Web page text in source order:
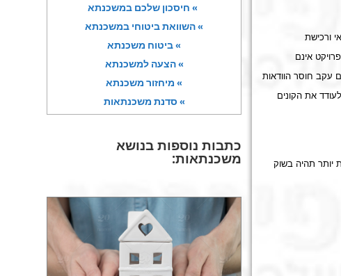
» חיסכון שלכם במשכנתא
» השוואת ביטוחי במשכנתא
» ביטוח משכנתא
» הצעה למשכנתא
» מיחזור משכנתא
» סדנת משכנתאות
כתבות נוספות בנושא
משכנתאות:
ורכישת
אינם
עקב חוסר הוודאות
בשוק, בכדי לעודד את הקונים
יותר תהיה בשוק